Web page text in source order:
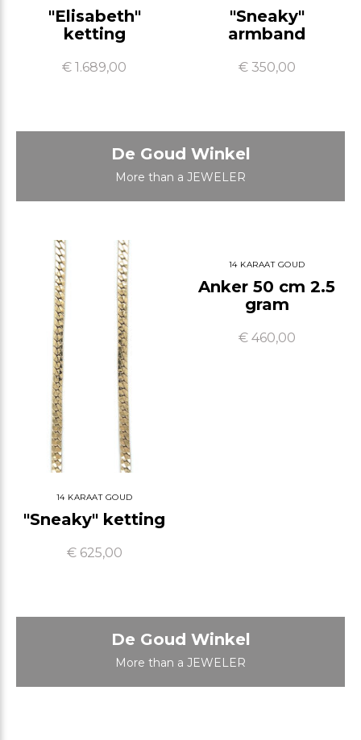
"Elisabeth"
ketting
€ 1.689,00
"Sneaky"
armband
€ 350,00
De Goud Winkel
More than a JEWELER
14 KARAAT GOUD
"Sneaky" ketting
€ 625,00
14 KARAAT GOUD
Anker 50 cm 2.5
gram
€ 460,00
De Goud Winkel
More than a JEWELER